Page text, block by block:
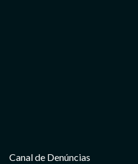
Canal de Denúncias